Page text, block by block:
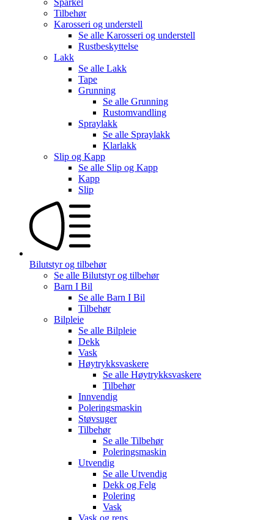
Tilbehør
Karosseri og understell
Se alle Karosseri og understell
Rustbeskyttelse
Lakk
Se alle Lakk
Tape
Grunning
Se alle Grunning
Rustomvandling
Spraylakk
Se alle Spraylakk
Klarlakk
Slip og Kapp
Se alle Slip og Kapp
Kapp
Slip
Bilutstyr og tilbehør
Se alle Bilutstyr og tilbehør
Barn I Bil
Se alle Barn I Bil
Tilbehør
Bilpleie
Se alle Bilpleie
Dekk
Vask
Høytrykksvaskere
Se alle Høytrykksvaskere
Tilbehør
Innvendig
Poleringsmaskin
Støvsuger
Tilbehør
Se alle Tilbehør
Poleringsmaskin
Utvendig
Se alle Utvendig
Dekk og Felg
Polering
Vask
Vask og rens